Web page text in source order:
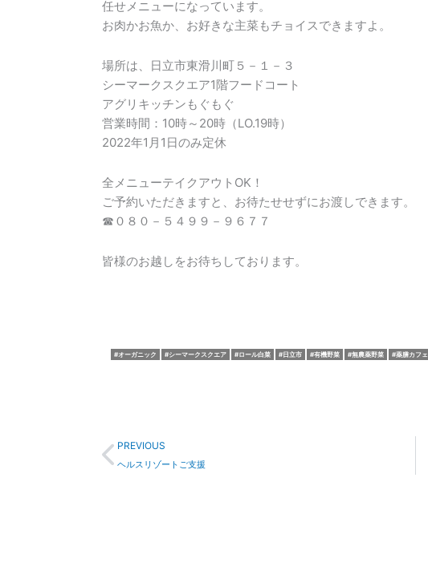
任せメニューになっています。
お肉かお魚か、お好きな主菜もチョイスできますよ。
場所は、日立市東滑川町５－１－３
シーマークスクエア1階フードコート
アグリキッチンもぐもぐ
営業時間：10時～20時（LO.19時）
2022年1月1日のみ定休
全メニューテイクアウトOK！
ご予約いただきますと、お待たせせずにお渡しできます。
☎０８０－５４９９－９６７７
皆様のお越しをお待ちしております。
オーガニック シーマークスクエア ロール白菜 日立市 有機野菜 無農薬野菜 薬膳カフェ
Prev
PREVIOUS
ヘルスリゾートご支援